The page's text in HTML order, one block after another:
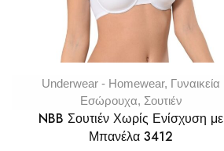
Underwear - Homewear, Γυναικεία
Εσώρουχα, Σουτιέν
NBB Σουτιέν Χωρίς Ενίσχυση με
Μπανέλα 3412